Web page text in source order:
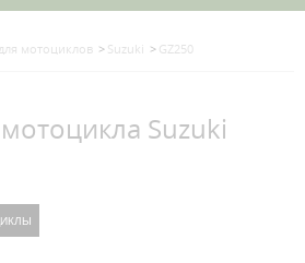
мотоциклов Suzuki GZ250
Suzuki